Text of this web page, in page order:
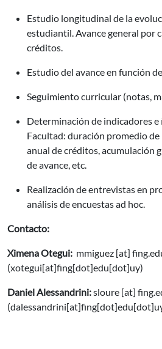
Estudio longitudinal de la
estudiantil. Avance general por
créditos.
Estudio del avance en función
Seguimiento curricular (notas,
Determinación de indicadores e
Facultad: duración promedio de
anual de créditos, acumulación
de avance, etc.
Realización de entrevistas en
análisis de encuestas ad hoc.
Contacto:
Ximena Otegui: mmiguez [at]
(xotegui[at]fing[dot]edu[dot]uy)
Daniel Alessandrini:sloure [at]